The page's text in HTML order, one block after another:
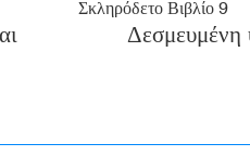
Δεσμευμένη